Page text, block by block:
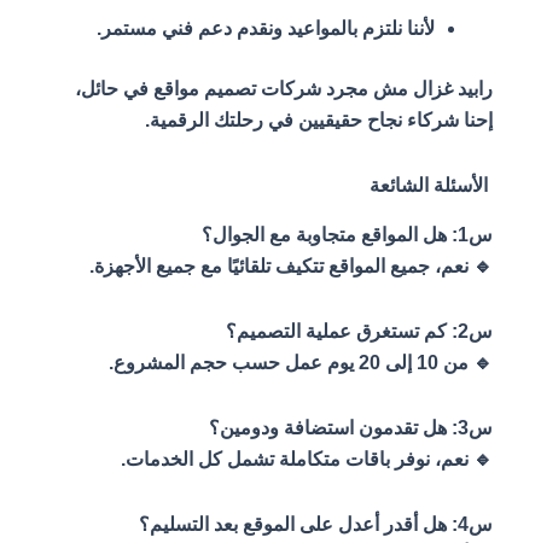
لأننا نلتزم بالمواعيد ونقدم دعم فني مستمر.
رابيد غزال مش مجرد شركات تصميم مواقع في حائل،
إحنا شركاء نجاح حقيقيين في رحلتك الرقمية.
الأسئلة الشائعة
س1: هل المواقع متجاوبة مع الجوال؟
🔹 نعم، جميع المواقع تتكيف تلقائيًا مع جميع الأجهزة.
س2: كم تستغرق عملية التصميم؟
🔹 من 10 إلى 20 يوم عمل حسب حجم المشروع.
س3: هل تقدمون استضافة ودومين؟
🔹 نعم، نوفر باقات متكاملة تشمل كل الخدمات.
س4: هل أقدر أعدل على الموقع بعد التسليم؟